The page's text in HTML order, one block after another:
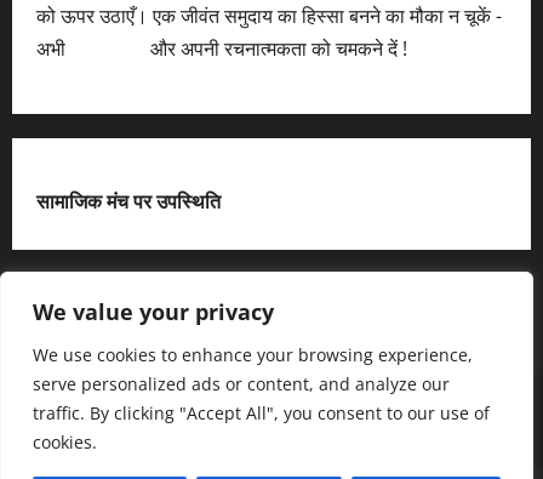
We value your privacy
We use cookies to enhance your browsing experience,
serve personalized ads or content, and analyze our
traffic. By clicking "Accept All", you consent to our use of
cookies.
को ऊपर उठाएँ। एक जीवंत समुदाय का हिस्सा बनने का मौका न चूकें -
अभी
और अपनी रचनात्मकता को चमकने दें !
सामाजिक मंच पर उपस्थिति
X
हमसे जुड़ें
आधिकारिक नीति पृष्ठ (Privacy Policy)